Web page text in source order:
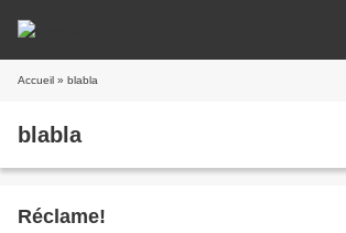
Accueil » blabla
blabla
Réclame!